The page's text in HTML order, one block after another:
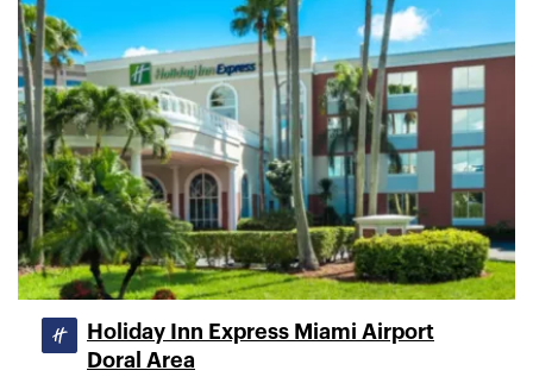
Holiday Inn Express Miami Airport
Doral Area